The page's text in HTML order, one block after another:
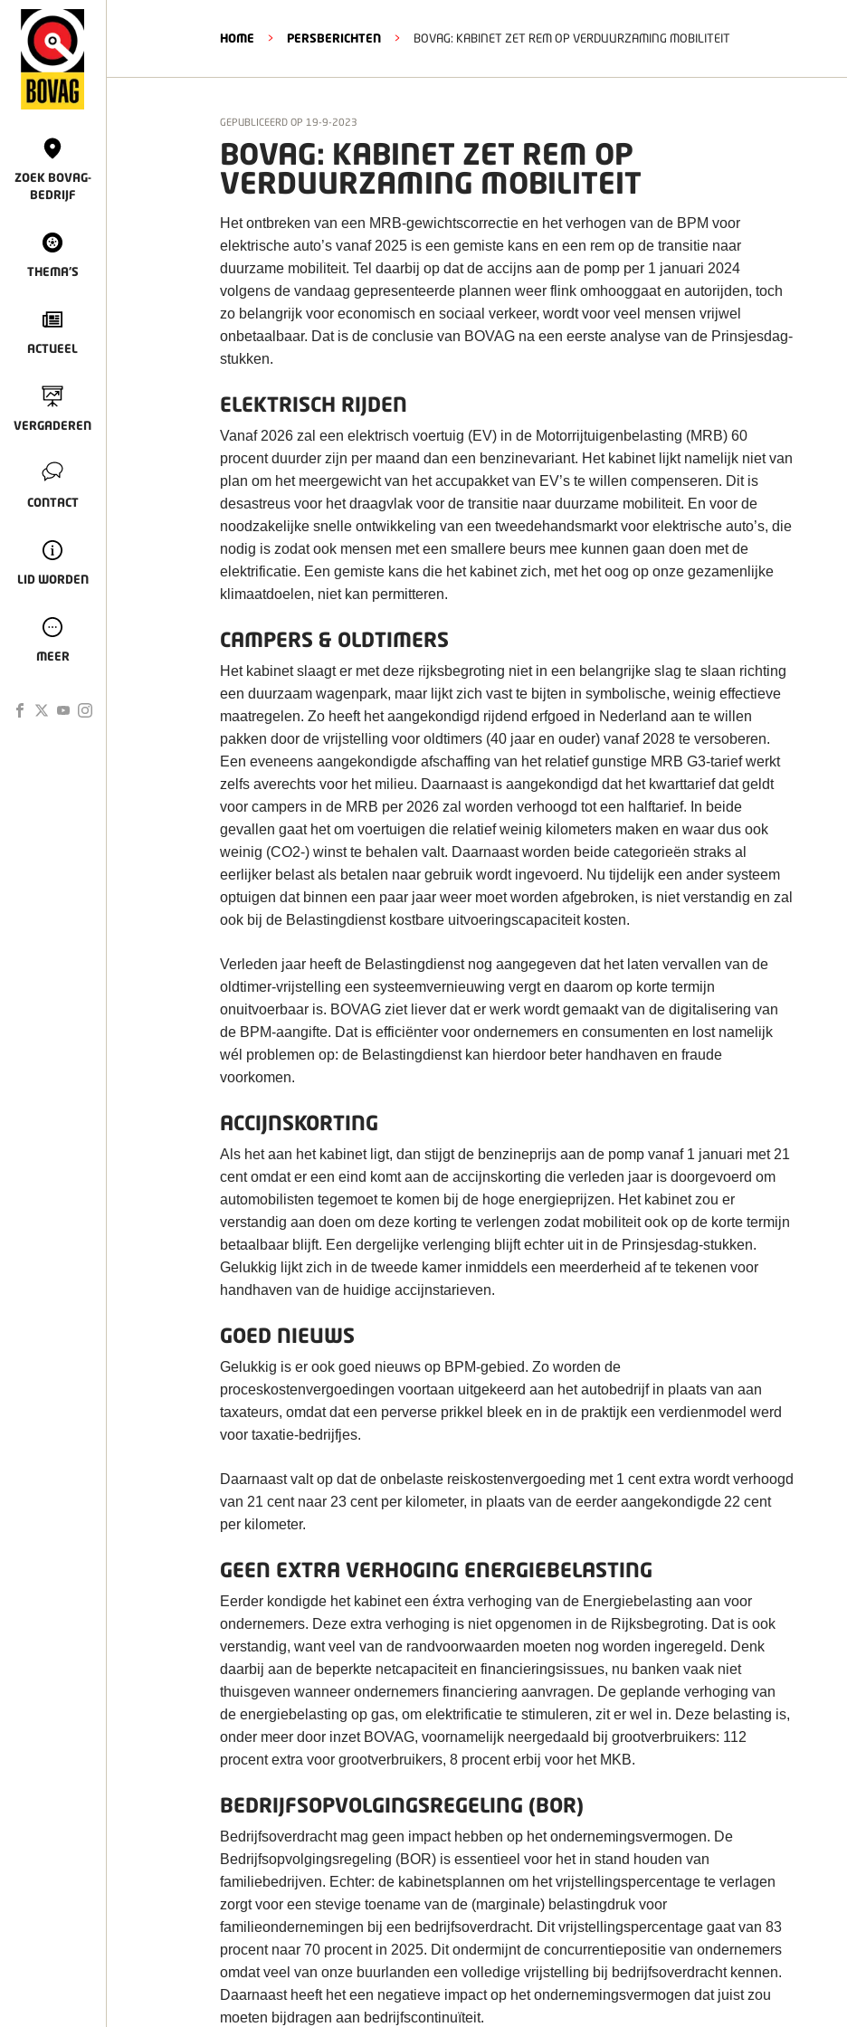
ZOEK BOVAG-
BEDRIJF
THEMA'S
ACTUEEL
VERGADEREN
CONTACT
LID WORDEN
MEER
HOME > PERSBERICHTEN > BOVAG: KABINET ZET REM OP VERDUURZAMING MOBILITEIT
GEPUBLICEERD OP 19-9-2023
BOVAG: KABINET ZET REM OP
VERDUURZAMING MOBILITEIT
Het ontbreken van een MRB-gewichtscorrectie en het verhogen van de BPM voor
elektrische auto’s vanaf 2025 is een gemiste kans en een rem op de transitie naar
duurzame mobiliteit. Tel daarbij op dat de accijns aan de pomp per 1 januari 2024
volgens de vandaag gepresenteerde plannen weer flink omhooggaat en autorijden, toch
zo belangrijk voor economisch en sociaal verkeer, wordt voor veel mensen vrijwel
onbetaalbaar. Dat is de conclusie van BOVAG na een eerste analyse van de Prinsjesdag-
stukken.
ELEKTRISCH RIJDEN
Vanaf 2026 zal een elektrisch voertuig (EV) in de Motorrijtuigenbelasting (MRB) 60
procent duurder zijn per maand dan een benzinevariant. Het kabinet lijkt namelijk niet van
plan om het meergewicht van het accupakket van EV’s te willen compenseren. Dit is
desastreus voor het draagvlak voor de transitie naar duurzame mobiliteit. En voor de
noodzakelijke snelle ontwikkeling van een tweedehandsmarkt voor elektrische auto’s, die
nodig is zodat ook mensen met een smallere beurs mee kunnen gaan doen met de
elektrificatie. Een gemiste kans die het kabinet zich, met het oog op onze gezamenlijke
klimaatdoelen, niet kan permitteren.
CAMPERS & OLDTIMERS
Het kabinet slaagt er met deze rijksbegroting niet in een belangrijke slag te slaan richting
een duurzaam wagenpark, maar lijkt zich vast te bijten in symbolische, weinig effectieve
maatregelen. Zo heeft het aangekondigd rijdend erfgoed in Nederland aan te willen
pakken door de vrijstelling voor oldtimers (40 jaar en ouder) vanaf 2028 te versoberen.
Een eveneens aangekondigde afschaffing van het relatief gunstige MRB G3-tarief werkt
zelfs averechts voor het milieu. Daarnaast is aangekondigd dat het kwarttarief dat geldt
voor campers in de MRB per 2026 zal worden verhoogd tot een halftarief. In beide
gevallen gaat het om voertuigen die relatief weinig kilometers maken en waar dus ook
weinig (CO2-) winst te behalen valt. Daarnaast worden beide categorieën straks al
eerlijker belast als betalen naar gebruik wordt ingevoerd. Nu tijdelijk een ander systeem
optuigen dat binnen een paar jaar weer moet worden afgebroken, is niet verstandig en zal
ook bij de Belastingdienst kostbare uitvoeringscapaciteit kosten.
Verleden jaar heeft de Belastingdienst nog aangegeven dat het laten vervallen van de
oldtimer-vrijstelling een systeemvernieuwing vergt en daarom op korte termijn
onuitvoerbaar is. BOVAG ziet liever dat er werk wordt gemaakt van de digitalisering van
de BPM-aangifte. Dat is efficiënter voor ondernemers en consumenten en lost namelijk
wél problemen op: de Belastingdienst kan hierdoor beter handhaven en fraude
voorkomen.
ACCIJNSKORTING
Als het aan het kabinet ligt, dan stijgt de benzineprijs aan de pomp vanaf 1 januari met 21
cent omdat er een eind komt aan de accijnskorting die verleden jaar is doorgevoerd om
automobilisten tegemoet te komen bij de hoge energieprijzen. Het kabinet zou er
verstandig aan doen om deze korting te verlengen zodat mobiliteit ook op de korte termijn
betaalbaar blijft. Een dergelijke verlenging blijft echter uit in de Prinsjesdag-stukken.
Gelukkig lijkt zich in de tweede kamer inmiddels een meerderheid af te tekenen voor
handhaven van de huidige accijnstarieven.
GOED NIEUWS
Gelukkig is er ook goed nieuws op BPM-gebied. Zo worden de
proceskostenvergoedingen voortaan uitgekeerd aan het autobedrijf in plaats van aan
taxateurs, omdat dat een perverse prikkel bleek en in de praktijk een verdienmodel werd
voor taxatie-bedrijfjes.
Daarnaast valt op dat de onbelaste reiskostenvergoeding met 1 cent extra wordt verhoogd
van 21 cent naar 23 cent per kilometer, in plaats van de eerder aangekondigde 22 cent
per kilometer.
GEEN EXTRA VERHOGING ENERGIEBELASTING
Eerder kondigde het kabinet een éxtra verhoging van de Energiebelasting aan voor
ondernemers. Deze extra verhoging is niet opgenomen in de Rijksbegroting. Dat is ook
verstandig, want veel van de randvoorwaarden moeten nog worden ingeregeld. Denk
daarbij aan de beperkte netcapaciteit en financieringsissues, nu banken vaak niet
thuisgeven wanneer ondernemers financiering aanvragen. De geplande verhoging van
de energiebelasting op gas, om elektrificatie te stimuleren, zit er wel in. Deze belasting is,
onder meer door inzet BOVAG, voornamelijk neergedaald bij grootverbruikers: 112
procent extra voor grootverbruikers, 8 procent erbij voor het MKB.
BEDRIJFSOPVOLGINGSREGELING (BOR)
Bedrijfsoverdracht mag geen impact hebben op het ondernemingsvermogen. De
Bedrijfsopvolgingsregeling (BOR) is essentieel voor het in stand houden van
familiebedrijven. Echter: de kabinetsplannen om het vrijstellingspercentage te verlagen
zorgt voor een stevige toename van de (marginale) belastingdruk voor
familieondernemingen bij een bedrijfsoverdracht. Dit vrijstellingspercentage gaat van 83
procent naar 70 procent in 2025. Dit ondermijnt de concurrentiepositie van ondernemers
omdat veel van onze buurlanden een volledige vrijstelling bij bedrijfsoverdracht kennen.
Daarnaast heeft het een negatieve impact op het ondernemingsvermogen dat juist zou
moeten bijdragen aan bedrijfscontinuïteit.